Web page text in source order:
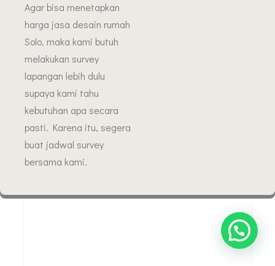
Agar bisa menetapkan
harga jasa desain rumah
Solo, maka kami butuh
melakukan survey
lapangan lebih dulu
supaya kami tahu
kebutuhan apa secara
pasti. Karena itu, segera
buat jadwal survey
bersama kami.